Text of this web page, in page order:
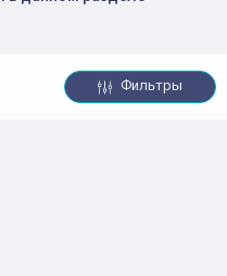
Фильтры